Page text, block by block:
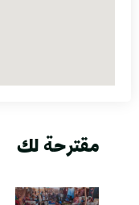
مقترحة لك